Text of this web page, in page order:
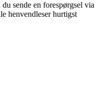
sende en forespørgsel via
henvendleser hurtigst